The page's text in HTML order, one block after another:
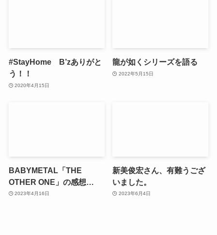
#StayHome B’zありがと
う！！
2020年4月15日
龍が如くシリーズを語る
2022年5月15日
BABYMETAL「THE
OTHER ONE」の感想…
2023年4月16日
新美俊宏さん、有難うござ
いました。
2023年6月4日